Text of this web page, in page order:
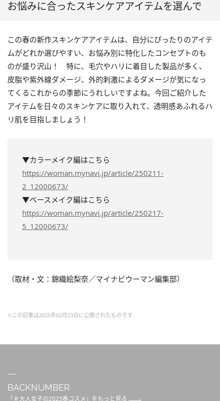
お悩みに合ったスキンケアアイテムを選んで
この春の新作スキンケアアイテムは、自分にぴったりのアイテ
ムがどれか選びやすい、お悩み別に特化したコンセプトのも
のが盛り沢山！ 特に、毛穴やハリに着目した製品が多く、
皮脂や紫外線ダメージ、外的刺激によるダメージが気になっ
てくるこれからの季節にうれしいですよね。今回ご紹介した
アイテムを日々のスキンケアに取り入れて、透明感あふれるハ
リ肌を目指しましょう！
▼カラーメイク編はこちら
https://woman.mynavi.jp/article/250211-
2_12000673/
▼ベースメイク編はこちら
https://woman.mynavi.jp/article/250217-
5_12000673/
（取材・文：錦織絵梨奈／マイナビウーマン編集部）
※この記事は2025年02月23日に公開されたものです
BACKNUMBER
「＃大人女子の2025春コスメ」をもっと見る